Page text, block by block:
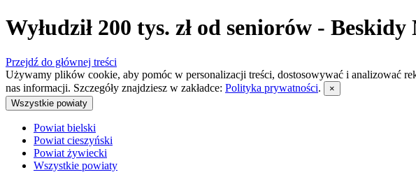
Wyłudził 200 tys. zł od seniorów - Beskidy
Przejdź do głównej treści
Używamy plików cookie, aby pomóc w personalizacji treści, dostosowywać i analizować
nas informacji. Szczegóły znajdziesz w zakładce: Polityka prywatności.
×
Wszystkie powiaty
Powiat bielski
Powiat cieszyński
Powiat żywiecki
Wszystkie powiaty